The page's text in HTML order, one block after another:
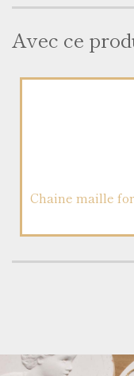
Avec ce
Chaine maille